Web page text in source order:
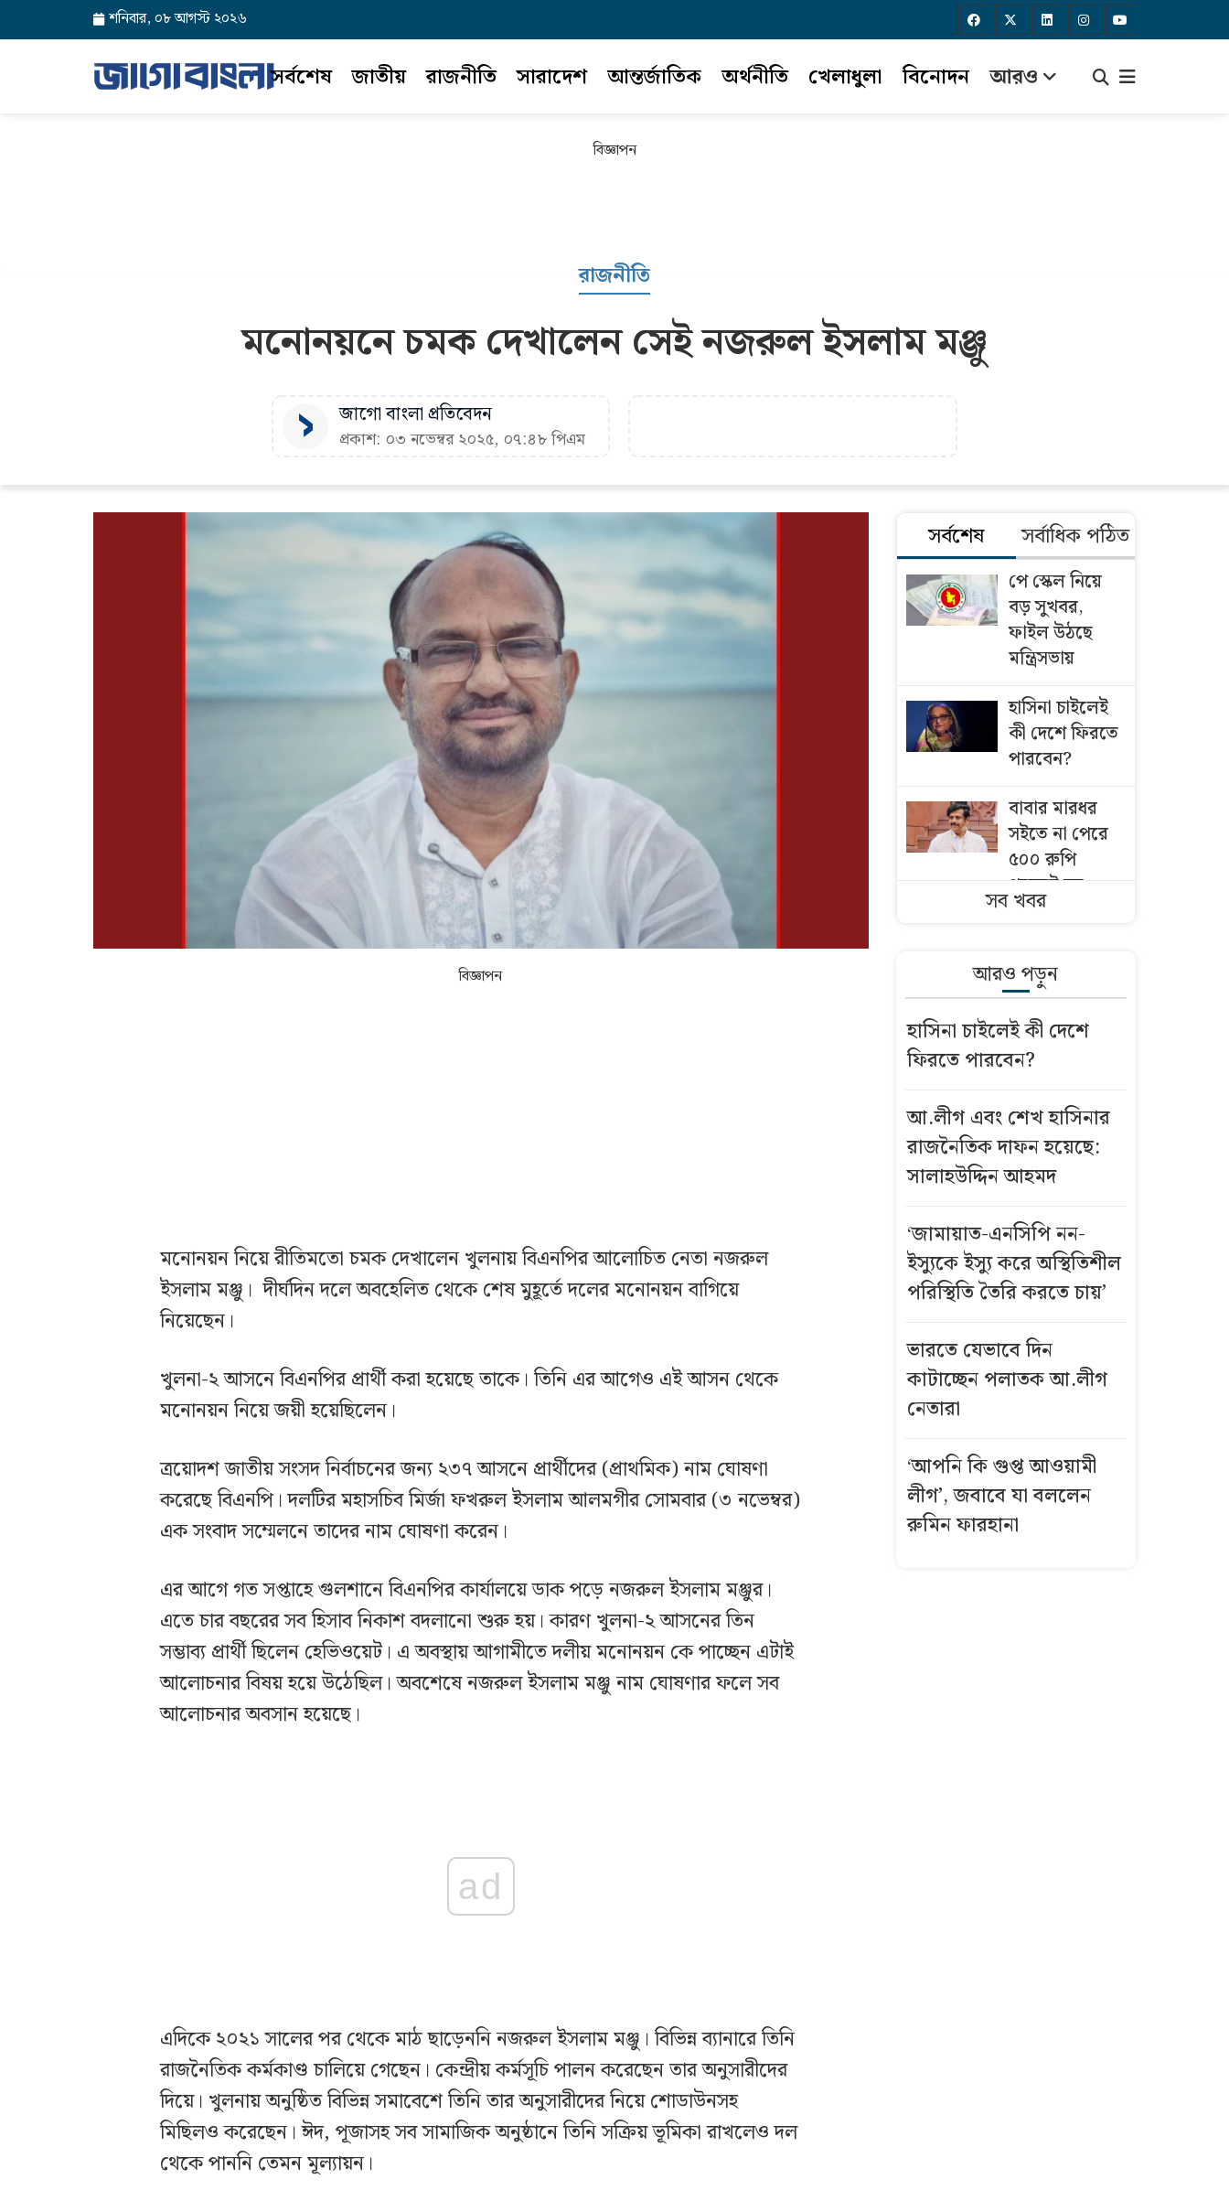
শনিবার, ০৮ আগস্ট ২০২৬
সর্বশেষ জাতীয় রাজনীতি সারাদেশ আন্তর্জাতিক অর্থনীতি খেলাধুলা বিনোদন আরও
বিজ্ঞাপন
রাজনীতি
মনোনয়নে চমক দেখালেন সেই নজরুল ইসলাম মঞ্জু
জাগো বাংলা প্রতিবেদন
প্রকাশ: ০৩ নভেম্বর ২০২৫, ০৭:৪৮ পিএম
বিজ্ঞাপন
মনোনয়ন নিয়ে রীতিমতো চমক দেখালেন খুলনায় বিএনপির আলোচিত নেতা নজরুল
ইসলাম মঞ্জু। দীর্ঘদিন দলে অবহেলিত থেকে শেষ মুহূর্তে দলের মনোনয়ন বাগিয়ে
নিয়েছেন।
খুলনা-২ আসনে বিএনপির প্রার্থী করা হয়েছে তাকে। তিনি এর আগেও এই আসন থেকে
মনোনয়ন নিয়ে জয়ী হয়েছিলেন।
ত্রয়োদশ জাতীয় সংসদ নির্বাচনের জন্য ২৩৭ আসনে প্রার্থীদের (প্রাথমিক) নাম ঘোষণা
করেছে বিএনপি। দলটির মহাসচিব মির্জা ফখরুল ইসলাম আলমগীর সোমবার (৩ নভেম্বর)
এক সংবাদ সম্মেলনে তাদের নাম ঘোষণা করেন।
এর আগে গত সপ্তাহে গুলশানে বিএনপির কার্যালয়ে ডাক পড়ে নজরুল ইসলাম মঞ্জুর।
এতে চার বছরের সব হিসাব নিকাশ বদলানো শুরু হয়। কারণ খুলনা-২ আসনের তিন
সম্ভাব্য প্রার্থী ছিলেন হেভিওয়েট। এ অবস্থায় আগামীতে দলীয় মনোনয়ন কে পাচ্ছেন এটাই
আলোচনার বিষয় হয়ে উঠেছিল। অবশেষে নজরুল ইসলাম মঞ্জু নাম ঘোষণার ফলে সব
আলোচনার অবসান হয়েছে।
ad
এদিকে ২০২১ সালের পর থেকে মাঠ ছাড়েননি নজরুল ইসলাম মঞ্জু। বিভিন্ন ব্যানারে তিনি
রাজনৈতিক কর্মকাণ্ড চালিয়ে গেছেন। কেন্দ্রীয় কর্মসূচি পালন করেছেন তার অনুসারীদের
দিয়ে। খুলনায় অনুষ্ঠিত বিভিন্ন সমাবেশে তিনি তার অনুসারীদের নিয়ে শোডাউনসহ
মিছিলও করেছেন। ঈদ, পূজাসহ সব সামাজিক অনুষ্ঠানে তিনি সক্রিয় ভূমিকা রাখলেও দল
থেকে পাননি তেমন মূল্যায়ন।
সর্বশেষ সর্বাধিক পঠিত
পে স্কেল নিয়ে
বড় সুখবর,
ফাইল উঠছে
মন্ত্রিসভায়
হাসিনা চাইলেই
কী দেশে ফিরতে
পারবেন?
বাবার মারধর
সইতে না পেরে
৫০০ রুপি
পকেটে ঘর
ছাড়েন রবি
হলো…
১ কিলোমিটার
খানাখন্দে অচল
ঢাকা-চট্টগ্রাম
কিলোমিটার
মার্কিন
নিষেধাজ্ঞায় পিষ্ট
কিউবা,
‘আরেকটি গাজা’
হওয়ার
সতর্কবার্তা
সবার সম্মিলিত
প্রচেষ্টায় সুন্দর
বাংলাদেশ গড়তে
আ.লীগ এবং
শেখ হাসিনার
রাজনৈতিক
সব খবর
আরও পড়ুন
হাসিনা চাইলেই কী দেশে
ফিরতে পারবেন?
আ.লীগ এবং শেখ হাসিনার
রাজনৈতিক দাফন হয়েছে:
সালাহউদ্দিন আহমদ
‘জামায়াত-এনসিপি নন-
ইস্যুকে ইস্যু করে অস্থিতিশীল
পরিস্থিতি তৈরি করতে চায়’
ভারতে যেভাবে দিন
কাটাচ্ছেন পলাতক আ.লীগ
নেতারা
‘আপনি কি গুপ্ত আওয়ামী
লীগ’, জবাবে যা বললেন
রুমিন ফারহানা